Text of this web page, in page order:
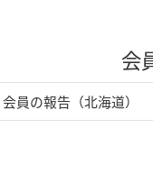
会
会員の報告（北海道）